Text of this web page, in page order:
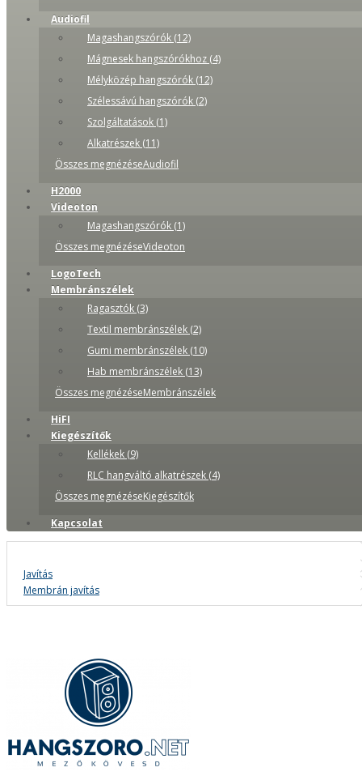
Audiofil
Magashangszórók (12)
Mágnesek hangszórókhoz (4)
Mélyközép hangszórók (12)
Szélessávú hangszórók (2)
Szolgáltatások (1)
Alkatrészek (11)
Összes megnézéseAudiofil
H2000
Videoton
Magashangszórók (1)
Összes megnézéseVideoton
LogoTech
Membránszélek
Ragasztók (3)
Textil membránszélek (2)
Gumi membránszélek (10)
Hab membránszélek (13)
Összes megnézéseMembránszélek
HiFI
Kiegészítők
Kellékek (9)
RLC hangváltó alkatrészek (4)
Összes megnézéseKiegészítők
Kapcsolat
Javítás
Membrán javítás